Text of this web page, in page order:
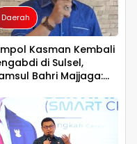
Daerah
Kasman Kembali
di Sulsel,
Bahri Majjaga:
Memimpin